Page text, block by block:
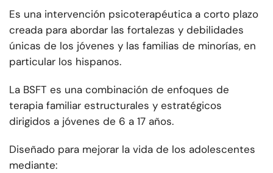
Es una intervención psicoterapéutica a corto plazo
creada para abordar las fortalezas y debilidades
únicas de los jóvenes y las familias de minorías, en
particular los hispanos.
La BSFT es una combinación de enfoques de
terapia familiar estructurales y estratégicos
dirigidos a jóvenes de 6 a 17 años.
Diseñado para mejorar la vida de los adolescentes
mediante: